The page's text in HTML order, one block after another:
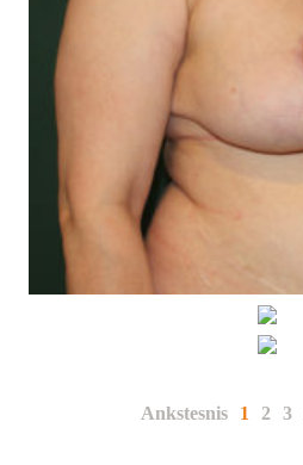
Ankstesnis 1 2 3